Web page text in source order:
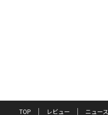
TOP レビュー ニュース